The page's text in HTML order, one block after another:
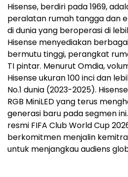
Hisense, berdiri pada 1969,
peralatan rumah tangga dan
di dunia yang beroperasi di
Hisense menyediakan
bermutu tinggi, perangkat
TI pintar. Menurut Omdia,
Hisense ukuran 100 inci dan
No.1 dunia (2023-2025).
RGB MiniLED yang terus
generasi baru pada segmen
resmi FIFA Club World Cup
berkomitmen menjalin
untuk menjangkau audiens